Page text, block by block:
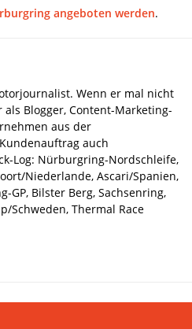
angeboten werden.
Wenn er mal nicht
Blogger, Content-Marketing-
aus der
auch
Log: Nürburgring-Nordschleife,
Niederlande, Ascari/Spanien,
GP, Bilster Berg, Sachsenring,
Schweden, Thermal Race